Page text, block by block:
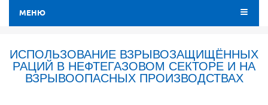
МЕНЮ
ИСПОЛЬЗОВАНИЕ ВЗРЫВОЗАЩИЩЁННЫХ
РАЦИЙ В НЕФТЕГАЗОВОМ СЕКТОРЕ И НА
ВЗРЫВООПАСНЫХ ПРОИЗВОДСТВАХ